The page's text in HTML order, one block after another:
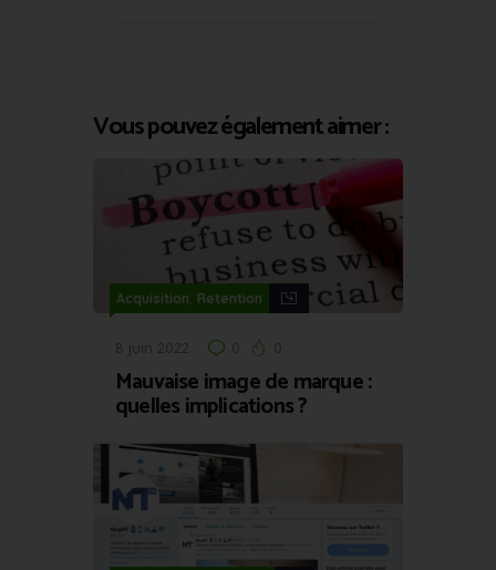
Vous pouvez également aimer :
Acquisition, Retention
8 juin 2022 0 0
Mauvaise image de marque :
quelles implications ?